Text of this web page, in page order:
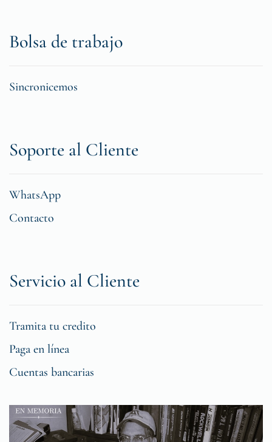
Bolsa de trabajo
Sincronicemos
Soporte al Cliente
WhatsApp
Contacto
Servicio al Cliente
Tramita tu credito
Paga en línea
Cuentas bancarias